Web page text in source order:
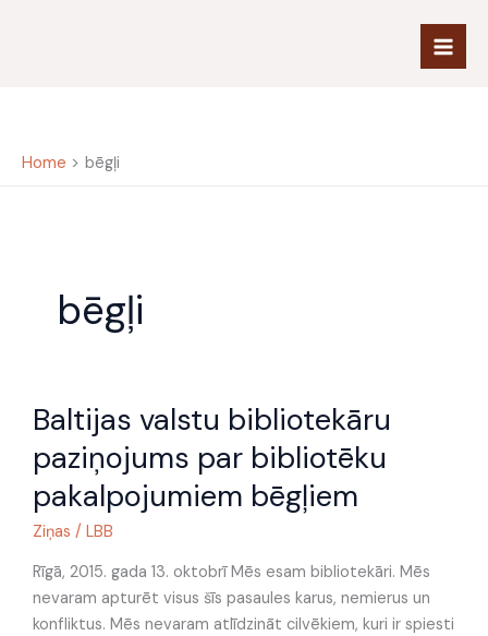
Home bēgļi
bēgļi
Baltijas valstu bibliotekāru
paziņojums par bibliotēku
pakalpojumiem bēgļiem
Ziņas / LBB
Rīgā, 2015. gada 13. oktobrī Mēs esam bibliotekāri. Mēs
nevaram apturēt visus šīs pasaules karus, nemierus un
konfliktus. Mēs nevaram atlīdzināt cilvēkiem, kuri ir spiesti
valstu
bibliotekāru
paziņojums
par
bibliotēku
pakalpojumiem
bēgļiem